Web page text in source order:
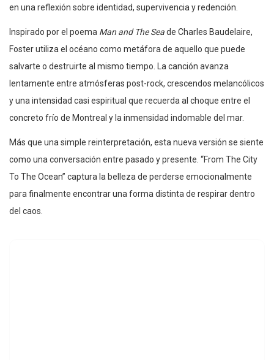
en una reflexión sobre identidad, supervivencia y redención.
Inspirado por el poema Man and The Seade Charles Baudelaire,
Foster utiliza el océano como metáfora de aquello que puede
salvarte o destruirte al mismo tiempo. La canción avanza
lentamente entre atmósferas post-rock, crescendos melancólicos
y una intensidad casi espiritual que recuerda al choque entre el
concreto frío de Montreal y la inmensidad indomable del mar.
Más que una simple reinterpretación, esta nueva versión se siente
como una conversación entre pasado y presente. “From The City
To The Ocean” captura la belleza de perderse emocionalmente
para finalmente encontrar una forma distinta de respirar dentro
del caos.